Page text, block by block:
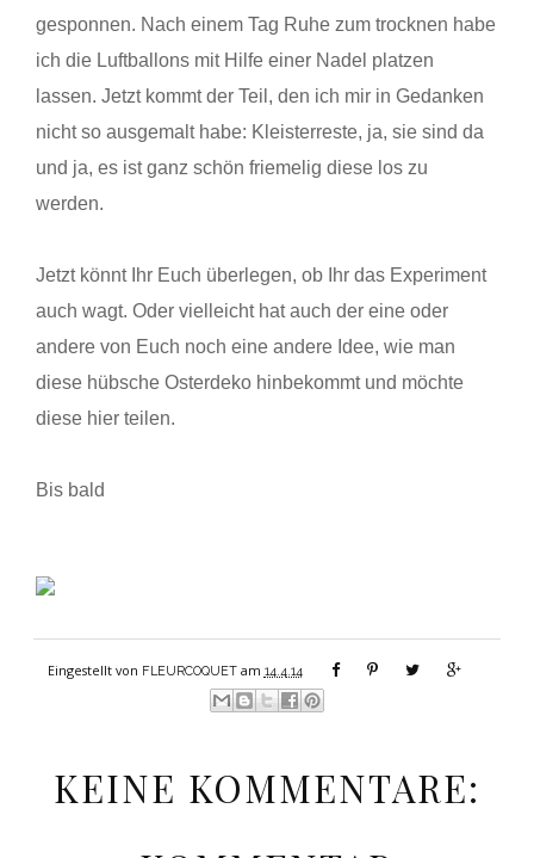
gesponnen. Nach einem Tag Ruhe zum trocknen habe
ich die Luftballons mit Hilfe einer Nadel platzen
lassen. Jetzt kommt der Teil, den ich mir in Gedanken
nicht so ausgemalt habe: Kleisterreste, ja, sie sind da
und ja, es ist ganz schön friemelig diese los zu
werden.
Jetzt könnt Ihr Euch überlegen, ob Ihr das Experiment
auch wagt. Oder vielleicht hat auch der eine oder
andere von Euch noch eine andere Idee, wie man
diese hübsche Osterdeko hinbekommt und möchte
diese hier teilen.
Bis bald
Eingestellt von FLEURCOQUET am 14.4.14
KEINE KOMMENTARE: